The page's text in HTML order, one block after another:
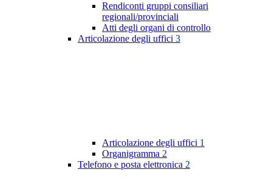
Rendiconti gruppi consiliari
regionali/provinciali
Atti degli organi di controllo
Articolazione degli uffici 3
Articolazione degli uffici 1
Organigramma 2
Telefono e posta elettronica 2